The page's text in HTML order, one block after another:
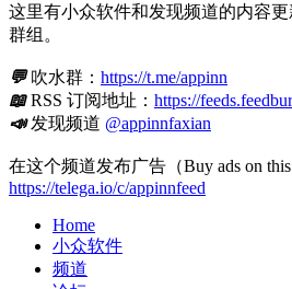
这里有小众软件和发现频道的内容
群组。
💬吹水群： https://t.me/appinn
📖RSS 订阅地址： https://
📣发现频道 @appinnfaxian
在这个频道发布广告（Buy ads on this
https://telega.io/c/appinnfeed
Home
小众软件
频道